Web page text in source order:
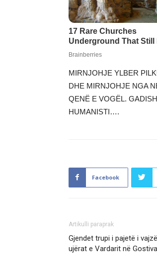
MIRNJOHJE YLBER
DHE MIRNJOHJE NGA
QENË E VOGËL.
HUMANISTI….
Facebook
Artikulli paraprak
Gjendet trupi i pajetë i
ujërat e Vardarit në